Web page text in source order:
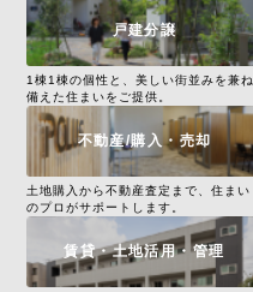
戸建分譲
1棟1棟の個性と、美しい街並みを兼ね
備えた住まいをご提供。
不動産/購入・売却
土地購入から不動産査定まで、住まい
のプロがサポートします。
賃貸・土地活用・管理